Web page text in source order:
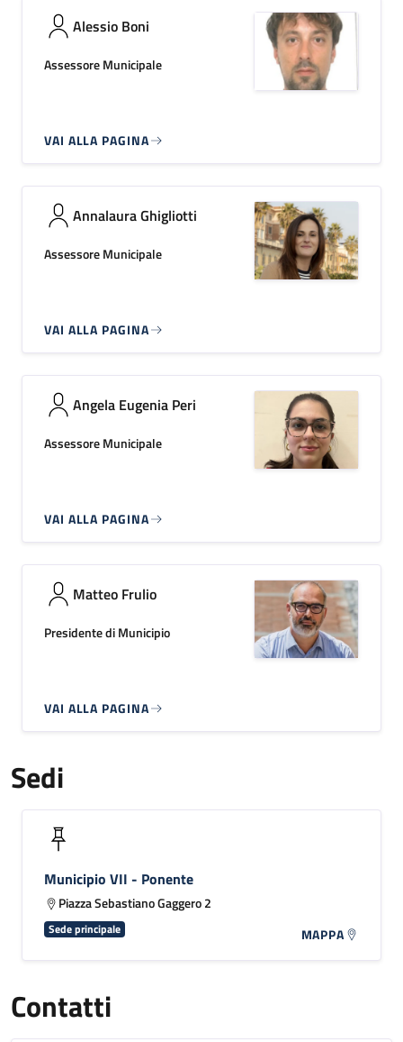
Alessio Boni
Assessore Municipale
VAI ALLA PAGINA
Annalaura Ghigliotti
Assessore Municipale
VAI ALLA PAGINA
Angela Eugenia Peri
Assessore Municipale
VAI ALLA PAGINA
Matteo Frulio
Presidente di Municipio
VAI ALLA PAGINA
Sedi
Municipio VII - Ponente
Piazza Sebastiano Gaggero 2
Sede principale MAPPA
Contatti